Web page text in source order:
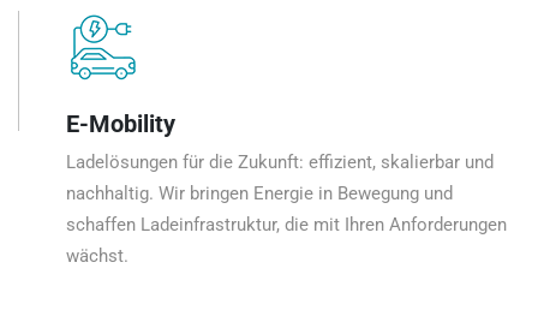
E-Mobility
Ladelösungen für die Zukunft: effizient, skalierbar und
nachhaltig. Wir bringen Energie in Bewegung und
schaffen Ladeinfrastruktur, die mit Ihren Anforderungen
wächst.